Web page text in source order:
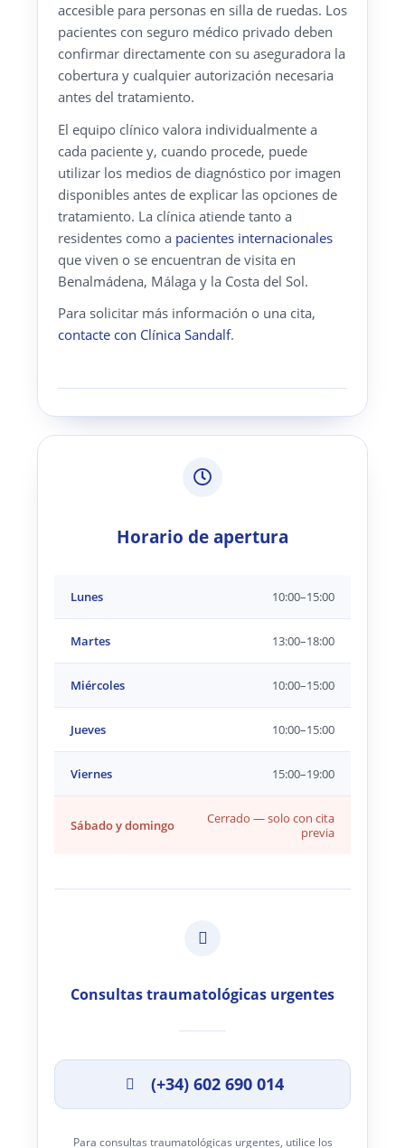
accesible para personas en silla de ruedas. Los
pacientes con seguro médico privado deben
confirmar directamente con su aseguradora la
cobertura y cualquier autorización necesaria
antes del tratamiento.
El equipo clínico valora individualmente a
cada paciente y, cuando procede, puede
utilizar los medios de diagnóstico por imagen
disponibles antes de explicar las opciones de
tratamiento. La clínica atiende tanto a
residentes como a pacientes internacionales
que viven o se encuentran de visita en
Benalmádena, Málaga y la Costa del Sol.
Para solicitar más información o una cita,
contacte con Clínica Sandalf.
Horario de apertura
Lunes 10:00–15:00
Martes 13:00–18:00
Miércoles 10:00–15:00
Jueves 10:00–15:00
Viernes 15:00–19:00
Sábado y domingo
Cerrado — solo con cita
previa
Consultas traumatológicas urgentes
(+34) 602 690 014
Para consultas traumatológicas urgentes, utilice los